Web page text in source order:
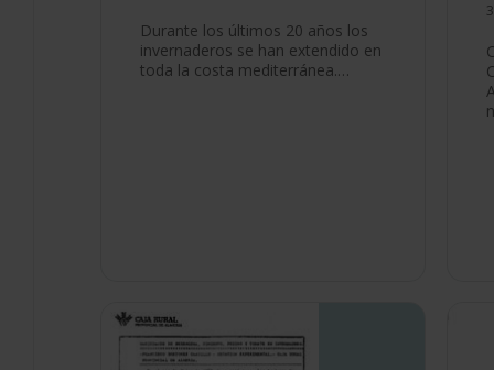
Durante los últimos 20 años los
invernaderos se han extendido en
toda la costa mediterránea.…